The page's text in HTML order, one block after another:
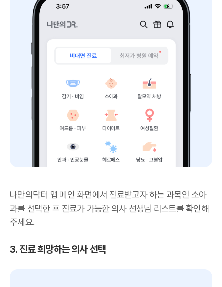
나만의닥터 앱 메인 화면에서 진료받고자 하는 과목인 소아
과를 선택한 후 진료가 가능한 의사 선생님 리스트를 확인해
주세요.
3. 진료 희망하는 의사 선택